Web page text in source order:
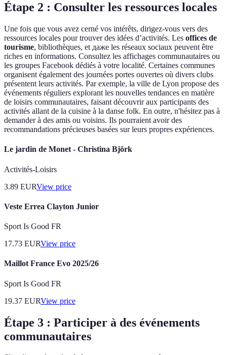
Étape 2 : Consulter les ressources locales
Une fois que vous avez cerné vos intérêts, dirigez-vous vers des
ressources locales pour trouver des idées d’activités. Les offices de
tourisme, bibliothèques, et даже les réseaux sociaux peuvent être
riches en informations. Consultez les affichages communautaires ou
les groupes Facebook dédiés à votre localité. Certaines communes
organisent également des journées portes ouvertes où divers clubs
présentent leurs activités. Par exemple, la ville de Lyon propose des
événements réguliers explorant les nouvelles tendances en matière
de loisirs communautaires, faisant découvrir aux participants des
activités allant de la cuisine à la danse folk. En outre, n'hésitez pas à
demander à des amis ou voisins. Ils pourraient avoir des
recommandations précieuses basées sur leurs propres expériences.
Le jardin de Monet - Christina Bjõrk
Activités-Loisirs
3.89 EURView price
Veste Errea Clayton Junior
Sport Is Good FR
17.73 EURView price
Maillot France Evo 2025/26
Sport Is Good FR
19.37 EURView price
Étape 3 : Participer à des événements
communautaires